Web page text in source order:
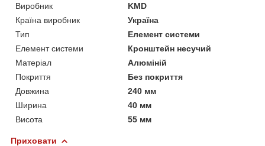
Виробник
KMD
Країна виробник
Україна
Тип
Елемент системи
Елемент системи
Кронштейн несучий
Матеріал
Алюміній
Покриття
Без покриття
Довжина
240 мм
Ширина
40 мм
Висота
55 мм
Приховати